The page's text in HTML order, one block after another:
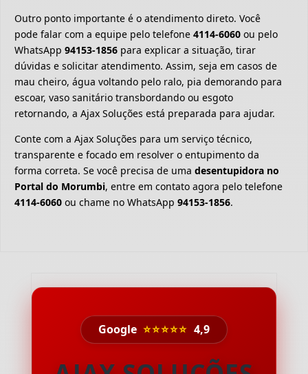
Outro ponto importante é o atendimento direto. Você
pode falar com a equipe pelo telefone 4114-6060 ou pelo
WhatsApp 94153-1856 para explicar a situação, tirar
dúvidas e solicitar atendimento. Assim, seja em casos de
mau cheiro, água voltando pelo ralo, pia demorando para
escoar, vaso sanitário transbordando ou esgoto
retornando, a Ajax Soluções está preparada para ajudar.
Conte com a Ajax Soluções para um serviço técnico,
transparente e focado em resolver o entupimento da
forma correta. Se você precisa de uma desentupidora no
Portal do Morumbi, entre em contato agora pelo telefone
4114-6060 ou chame no WhatsApp 94153-1856.
Google ⭐⭐⭐⭐⭐ 4,9